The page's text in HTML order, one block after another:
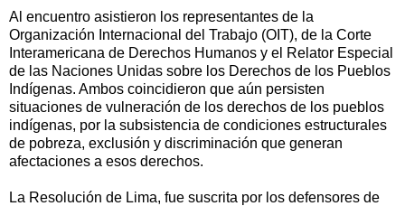
Al encuentro asistieron los representantes de la
Organización Internacional del Trabajo (OIT), de la Corte
Interamericana de Derechos Humanos y el Relator Especial
de las Naciones Unidas sobre los Derechos de los Pueblos
Indígenas. Ambos coincidieron que aún persisten
situaciones de vulneración de los derechos de los pueblos
indígenas, por la subsistencia de condiciones estructurales
de pobreza, exclusión y discriminación que generan
afectaciones a esos derechos.
La Resolución de Lima, fue suscrita por los defensores de